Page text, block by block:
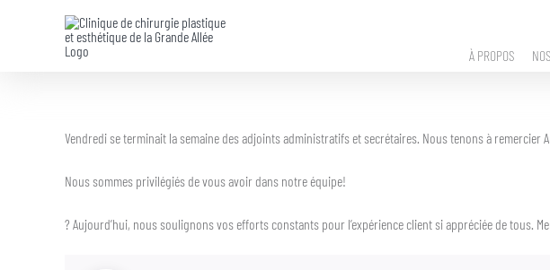
À PROPOS
Vendredi se terminait la semaine des adjoints administratifs et secrétaires. Nous tenons à
Nous sommes privilégiés de vous avoir dans notre équipe!
? Aujourd’hui, nous soulignons vos efforts constants pour l’expérience client si appréciée de tous.